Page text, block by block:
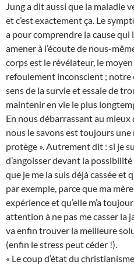
Jung a dit aussi que la maladie
et c’est exactement ça. Le
a pour comprendre la cause qui
amener à l’écoute de nous-
corps est le révélateur, le
refoulement inconscient ;
sens de la survie et essaie de
maintenir en vie le plus
En nous débarrassant au mieux
nous le savons est toujours une
protège ». Autrement dit : si je
d’angoisser devant la
que je me la suis déjà cassée et
par exemple, parce que ma
expérience et qu’elle m’a
attention à ne pas me casser la
va enfin trouver la meilleure
(enfin le stress peut céder !).
« Le coup d’état du